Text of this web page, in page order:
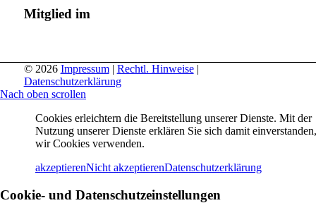
Mitglied im
© 2026 Impressum| Rechtl. Hinweise|
Datenschutzerklärung
Nach oben scrollen
Cookies erleichtern die Bereitstellung unserer Dienste. Mit der
Nutzung unserer Dienste erklären Sie sich damit
wir Cookies verwenden.
akzeptierenNicht akzeptierenDatenschutzerklärung
Cookie- und Datenschutzeinstellungen